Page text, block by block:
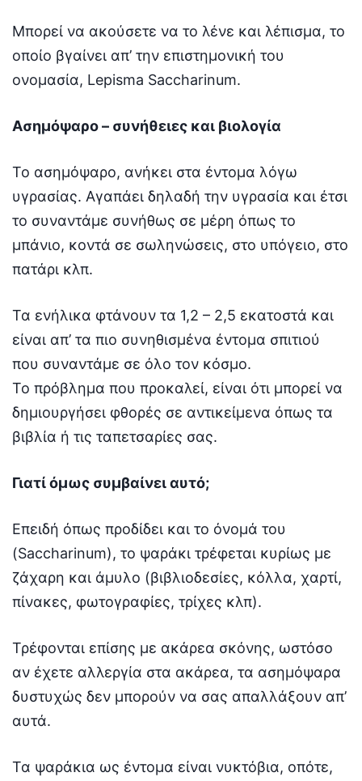
Μπορεί να ακούσετε να το λένε και λέπισμα, το
οποίο βγαίνει απ’ την επιστημονική του
ονομασία, Lepisma Saccharinum.
Ασημόψαρο – συνήθειες και βιολογία
Το ασημόψαρο, ανήκει στα έντομα λόγω
υγρασίας. Αγαπάει δηλαδή την υγρασία και έτσι
το συναντάμε συνήθως σε μέρη όπως το
μπάνιο, κοντά σε σωληνώσεις, στο υπόγειο, στο
πατάρι κλπ.
Τα ενήλικα φτάνουν τα 1,2 – 2,5 εκατοστά και
είναι απ’ τα πιο συνηθισμένα έντομα σπιτιού
που συναντάμε σε όλο τον κόσμο.
Το πρόβλημα που προκαλεί, είναι ότι μπορεί να
δημιουργήσει φθορές σε αντικείμενα όπως τα
βιβλία ή τις ταπετσαρίες σας.
Γιατί όμως συμβαίνει αυτό;
Επειδή όπως προδίδει και το όνομά του
(Saccharinum), το ψαράκι τρέφεται κυρίως με
ζάχαρη και άμυλο (βιβλιοδεσίες, κόλλα, χαρτί,
πίνακες, φωτογραφίες, τρίχες κλπ).
Τρέφονται επίσης με ακάρεα σκόνης, ωστόσο
αν έχετε αλλεργία στα ακάρεα, τα ασημόψαρα
δυστυχώς δεν μπορούν να σας απαλλάξουν απ’
αυτά.
Τα ψαράκια ως έντομα είναι νυκτόβια, οπότε,